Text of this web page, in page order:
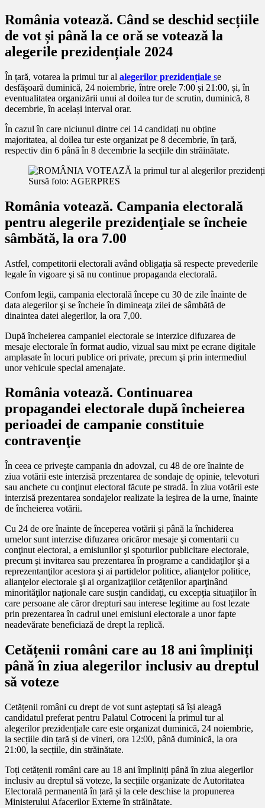
România votează. Când se deschid secțiile
de vot și până la ce oră se votează la
alegerile prezidențiale 2024
În țară, votarea la primul tur al alegerilor prezidențiale se
desfășoară duminică, 24 noiembrie, între orele 7:00 și 21:00, și, în
eventualitatea organizării unui al doilea tur de scrutin, duminică, 8
decembrie, în același interval orar.
În cazul în care niciunul dintre cei 14 candidați nu obține
majoritatea, al doilea tur este organizat pe 8 decembrie, în țară,
respectiv din 6 până în 8 decembrie la secțiile din străinătate.
Sursă foto: AGERPRES
România votează. Campania electorală
pentru alegerile prezidenţiale se încheie
sâmbătă, la ora 7.00
Astfel, competitorii electorali având obligaţia să respecte prevederile
legale în vigoare şi să nu continue propaganda electorală.
Confom legii, campania electorală începe cu 30 de zile înainte de
data alegerilor şi se încheie în dimineaţa zilei de sâmbătă de
dinaintea datei alegerilor, la ora 7,00.
După încheierea campaniei electorale se interzice difuzarea de
mesaje electorale în format audio, vizual sau mixt pe ecrane digitale
amplasate în locuri publice ori private, precum şi prin intermediul
unor vehicule special amenajate.
România votează. Continuarea
propagandei electorale după încheierea
perioadei de campanie constituie
contravenţie
În ceea ce priveşte campania dn adovzal, cu 48 de ore înainte de
ziua votării este interzisă prezentarea de sondaje de opinie, televoturi
sau anchete cu conţinut electoral făcute pe stradă. În ziua votării este
interzisă prezentarea sondajelor realizate la ieşirea de la urne, înainte
de încheierea votării.
Cu 24 de ore înainte de începerea votării şi până la închiderea
urnelor sunt interzise difuzarea oricăror mesaje şi comentarii cu
conţinut electoral, a emisiunilor şi spoturilor publicitare electorale,
precum şi invitarea sau prezentarea în programe a candidaţilor şi a
reprezentanţilor acestora şi ai partidelor politice, alianţelor politice,
alianţelor electorale şi ai organizaţiilor cetăţenilor aparţinând
minorităţilor naţionale care susţin candidaţi, cu excepţia situaţiilor în
care persoane ale căror drepturi sau interese legitime au fost lezate
prin prezentarea în cadrul unei emisiuni electorale a unor fapte
neadevărate beneficiază de drept la replică.
Cetățenii români care au 18 ani împliniți
până în ziua alegerilor inclusiv au dreptul
să voteze
Cetățenii români cu drept de vot sunt așteptați să își aleagă
candidatul preferat pentru Palatul Cotroceni la primul tur al
alegerilor prezidențiale care este organizat duminică, 24 noiembrie,
la secțiile din țară și de vineri, ora 12:00, până duminică, la ora
21:00, la secțiile, din străinătate.
Toți cetățenii români care au 18 ani împliniți până în ziua alegerilor
inclusiv au dreptul să voteze, la secțiile organizate de Autoritatea
Electorală permanentă în țară și la cele deschise la propunerea
Ministerului Afacerilor Externe în străinătate.